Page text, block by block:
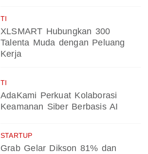
TI
XLSMART Hubungkan 300
Talenta Muda dengan Peluang
Kerja
TI
AdaKami Perkuat Kolaborasi
Keamanan Siber Berbasis AI
STARTUP
Grab Gelar Dikson 81% dan